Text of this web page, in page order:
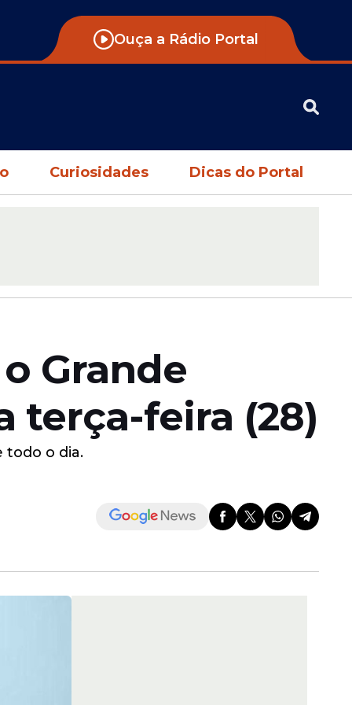
Ouça a Rádio Portal
Curiosidades Dicas do Portal
Grande
terça-feira (28)
todo o dia.